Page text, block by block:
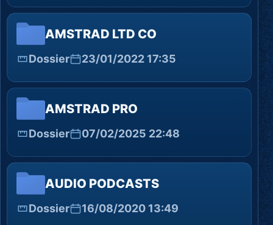
AMSTRAD LTD CO
Dossier 23/01/2022 17:35
AMSTRAD PRO
Dossier 07/02/2025 22:48
AUDIO PODCASTS
Dossier 16/08/2020 13:49